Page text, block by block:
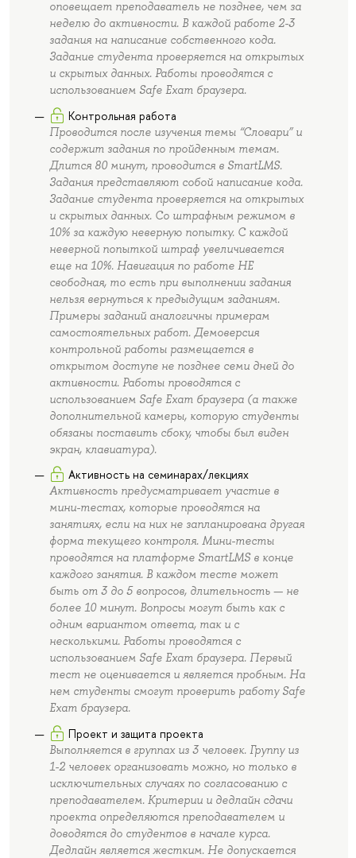
оповещает преподаватель не позднее, чем за
неделю до активности. В каждой работе 2-3
задания на написание собственного кода.
Задание студента проверяется на открытых
и скрытых данных. Работы проводятся с
использованием Safe Exam браузера.
Контрольная работа
Проводится после изучения темы “Словари” и
содержит задания по пройденным темам.
Длится 80 минут, проводится в SmartLMS.
Задания представляют собой написание кода.
Задание студента проверяется на открытых
и скрытых данных. Со штрафным режимом в
10% за каждую неверную попытку. С каждой
неверной попыткой штраф увеличивается
еще на 10%. Навигация по работе НЕ
свободная, то есть при выполнении задания
нельзя вернуться к предыдущим заданиям.
Примеры заданий аналогичны примерам
самостоятельных работ. Демоверсия
контрольной работы размещается в
открытом доступе не позднее семи дней до
активности. Работы проводятся с
использованием Safe Exam браузера (а также
дополнительной камеры, которую студенты
обязаны поставить сбоку, чтобы был виден
экран, клавиатура).
Активность на семинарах/лекциях
Активность предусматривает участие в
мини-тестах, которые проводятся на
занятиях, если на них не запланирована другая
форма текущего контроля. Мини-тесты
проводятся на платформе SmartLMS в конце
каждого занятия. В каждом тесте может
быть от 3 до 5 вопросов, длительность — не
более 10 минут. Вопросы могут быть как с
одним вариантом ответа, так и с
несколькими. Работы проводятся с
использованием Safe Exam браузера. Первый
тест не оценивается и является пробным. На
нем студенты смогут проверить работу Safe
Exam браузера.
Проект и защита проекта
Выполняется в группах из 3 человек. Группу из
1-2 человек организовать можно, но только в
исключительных случаях по согласованию с
преподавателем. Критерии и дедлайн сдачи
проекта определяются преподавателем и
доводятся до студентов в начале курса.
Дедлайн является жестким. Не допускается